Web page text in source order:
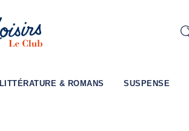
LITTÉRATURE & ROMANS SUSPENSE